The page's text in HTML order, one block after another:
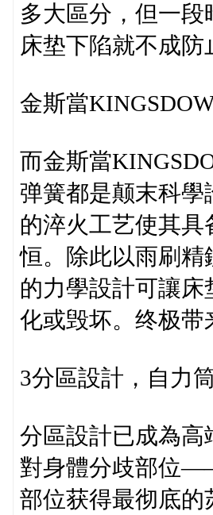
多大區分，但一
床垫下陷就不成防
金斯當
而金斯當
弹簧都是颠末科學
的淬火工艺使其
恒。除此以雨刷精
的力學設計可讓
化或毁坏。终极带
3分區設計，自力
分區設計已成為
對身體分歧部位
部位获得最彻底的